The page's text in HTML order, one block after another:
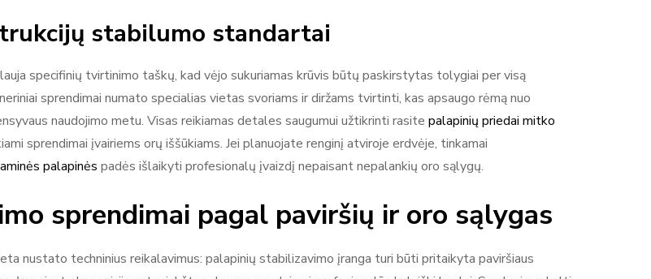
stabilumo standartai
specifinių tvirtinimo taškų, kad vėjo sukuriamas krūvis būtų paskirstytas tolygiai per visą
sprendimai numato specialias vietas svoriams ir diržams tvirtinti, kas apsaugo rėmą nuo
naudojimo metu. Visas reikiamas detales saugumui užtikrinti rasite palapinių priedai mitko
sprendimai įvairiems orų iššūkiams. Jei planuojate renginį atviroje erdvėje, tinkamai
palapinės padės išlaikyti profesionalų įvaizdį nepaisant nepalankių oro sąlygų.
sprendimai pagal paviršių ir oro sąlygas
nustato techninius reikalavimus: palapinių stabilizavimo įranga turi būti pritaikyta paviršiaus